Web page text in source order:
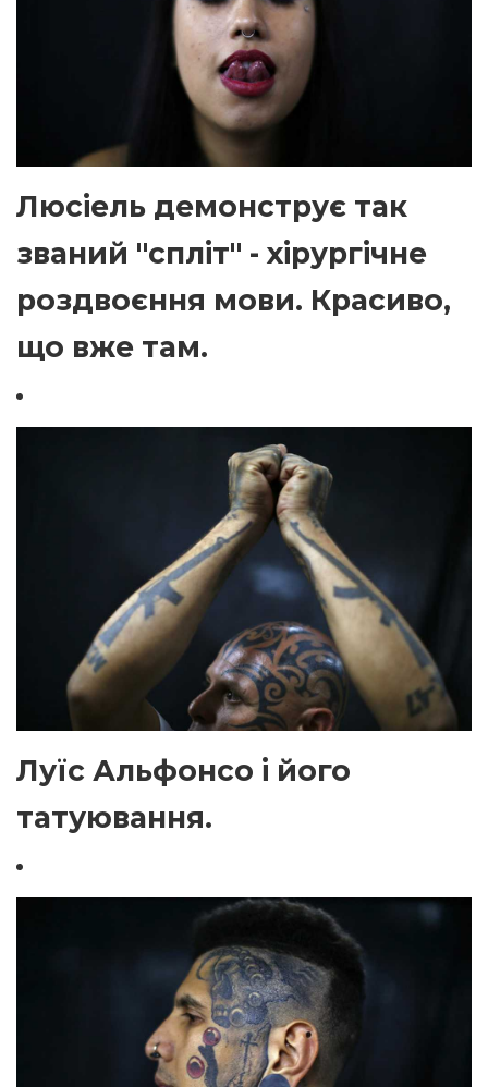
Люсіель демонструє так
званий "спліт" - хірургічне
роздвоєння мови. Красиво,
що вже там.
Луїс Альфонсо і його
татуювання.